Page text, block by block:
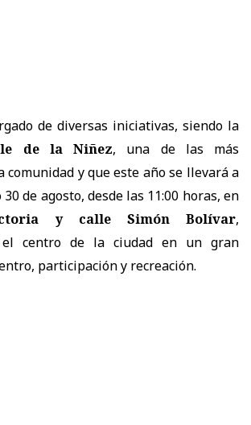
de diversas iniciativas, siendo la
de la Niñez, una de las más
comunidad y que este año se llevará a
de agosto, desde las 11:00 horas, en
y calle Simón Bolívar,
el centro de la ciudad en un gran
participación y recreación.